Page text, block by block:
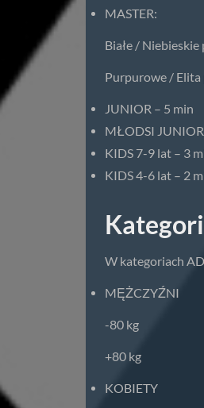
MASTER:
Białe / Niebieskie
Purpurowe / Elita
JUNIOR – 5 min
MŁODSI
KIDS 7-9 lat – 3
KIDS 4-6 lat – 2
W kategoriach
MĘŻCZYŹNI
-80 kg
+80 kg
KOBIETY